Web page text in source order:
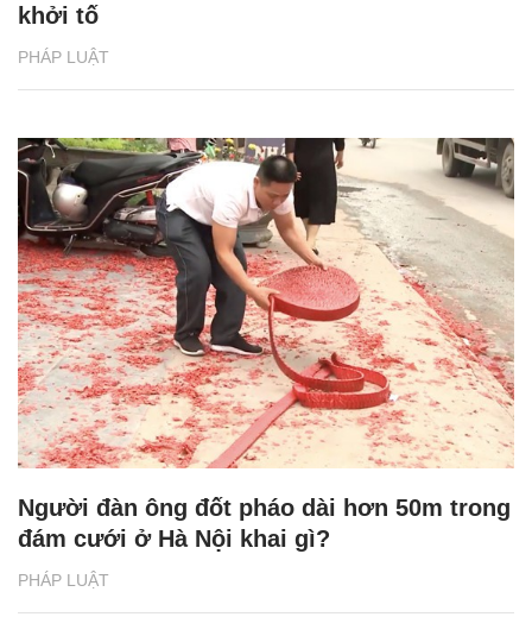
PHÁP LUẬT
khởi tố
PHÁP LUẬT
Người đàn ông đốt pháo dài hơn 50m trong
đám cưới ở Hà Nội khai gì?